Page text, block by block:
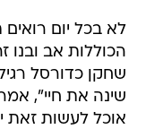
לא בכל יום רואים
הכוללות אב
שחקן כדורסל
שינה את חיי",
אוכל לעשות זאת